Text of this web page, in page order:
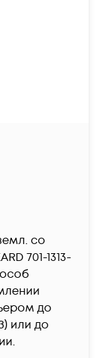
со
701-1313-
до
или до